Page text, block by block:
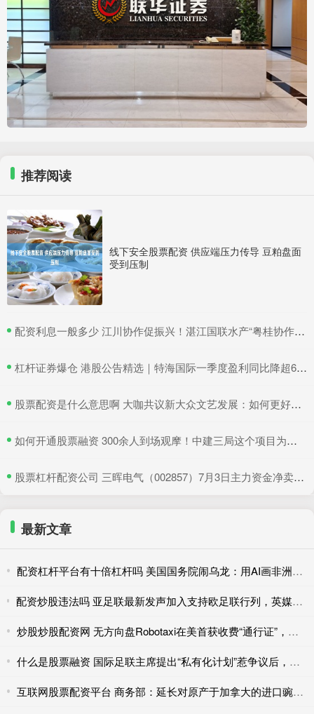
推荐阅读
线下安全股票配资 供应端压力传导 豆粕盘面
受到压制
​配资利息一般多少 江川协作促振兴！湛江国联水产“粤桂协作帮扶车间”在吴川揭牌
​杠杆证券爆仓 港股公告精选｜特海国际一季度盈利同比降超6成 三一国际首季营收超66亿元
​股票配资是什么意思啊 大咖共议新大众文艺发展：如何更好地与时代同频共振
​如何开通股票融资 300余人到场观摩！中建三局这个项目为安全生产示范
​股票杠杆配资公司 三晖电气（002857）7月3日主力资金净卖出820.19万元
最新文章
配资杠杆平台有十倍杠杆吗 美国国务院闹乌龙：用AI画非洲地图，结果全标错了
配资炒股违法吗 亚足联最新发声加入支持欧足联行列，英媒：FIFA商业计划似乎已宣告“破产”
炒股炒股配资网 无方向盘Robotaxi在美首获收费“通行证”，为何率先过关的是亚马逊？
什么是股票融资 国际足联主席提出“私有化计划”惹争议后，欧足联威胁“全员抵制世界杯”
互联网股票配资平台 商务部：延长对原产于加拿大的进口豌豆淀粉反倾销调查期限